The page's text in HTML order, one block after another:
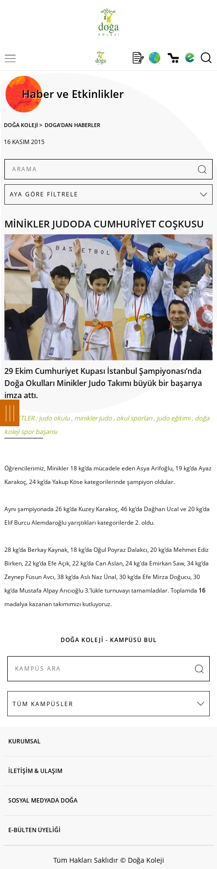
Haber ve Etkinlikler
DOĞA KOLEJİ > DOGA'DAN HABERLER
16 KASIM 2015
MİNİKLER JUDODA CUMHURİYET COŞKUSU
29 Ekim Cumhuriyet Kupası İstanbul Şampiyonası’nda
Doğa Okulları Minikler Judo Takımı büyük bir başarıya
imza attı.
ETİKETLER :judo okulu, minikler judo, okul sporları, judo eğitimi, doğa
koleji spor başarısı
Öğrencilerimiz, Minikler 18 kg’da mücadele eden Asya Arifoğlu, 19 kg’da Ayaz
Karakoç, 24 kg’da Yakup Köse kategorilerinde şampiyon oldular.
Aynı şampiyonada 26 kg’da Kuzey Karakoç, 46 kg’da Dağhan Ucal ve 20 kg’da
Elif Burcu Alemdaroğlu yarıştıkları kategorilerde 2. oldu.
28 kg’da Berkay Kaynak, 18 kg’da Oğul Poyraz Dalakcı, 20 kg’da Mehmet Ediz
Birken, 22 kg’da Efe Açık, 22 kg’da Can Aslan, 24 kg'da Emirkan Saw, 34 kg’da
Zeynep Füsun Avcı, 38 kg’da Aslı Naz Ünal, 30 kg’da Efe Mirza Doğucu, 30
kg’da Mustafa Alpay Arıcıoğlu 3.’lükle turnuvayı tamamladılar. Toplamda 16
madalya kazanan takımımızı kutluyoruz.
DOĞA KOLEJİ - KAMPÜSÜ BUL
KURUMSAL
İLETİŞİM & ULAŞIM
SOSYAL MEDYADA DOĞA
E-BÜLTEN ÜYELİĞİ
Tüm Hakları Saklıdır © Doğa Koleji